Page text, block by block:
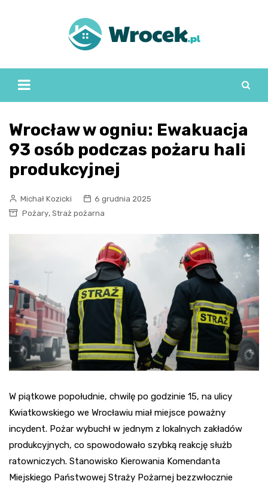
Wrocław w ogniu: Ewakuacja
93 osób podczas pożaru hali
produkcyjnej
Michał Kozicki
6 grudnia 2025
Pożary, Straż pożarna
W piątkowe popołudnie, chwilę po godzinie 15, na ulicy
Kwiatkowskiego we Wrocławiu miał miejsce poważny
incydent. Pożar wybuchł w jednym z lokalnych zakładów
produkcyjnych, co spowodowało szybką reakcję służb
ratowniczych. Stanowisko Kierowania Komendanta
Miejskiego Państwowej Straży Pożarnej bezzwłocznie